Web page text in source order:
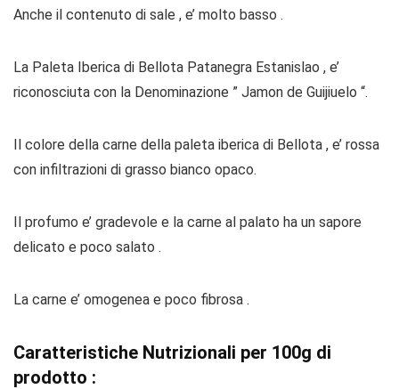
Anche il contenuto di sale , e’ molto basso .
La Paleta Iberica di Bellota Patanegra Estanislao , e’
riconosciuta con la Denominazione ” Jamon de Guijiuelo “.
Il colore della carne della paleta iberica di Bellota , e’ rossa
con infiltrazioni di grasso bianco opaco.
Il profumo e’ gradevole e la carne al palato ha un sapore
delicato e poco salato .
La carne e’ omogenea e poco fibrosa .
Caratteristiche Nutrizionali per 100g di
prodotto :